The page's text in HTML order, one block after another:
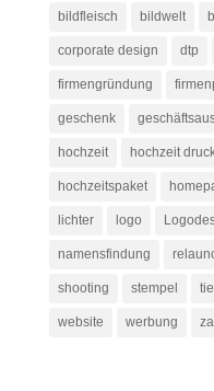
bildfleisch bildwelt
corporate design dtp
firmengründung
geschenk
hochzeit hochzeit
hochzeitspaket
lichter logo
namensfindung
shooting stempel
website werbung